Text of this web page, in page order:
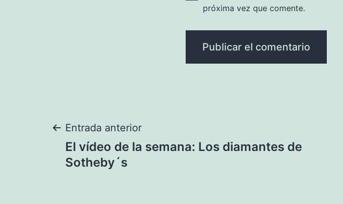
próxima vez que comente.
Navegación
de
Entrada anterior
El vídeo de la semana: Los diamantes de
Sotheby´s